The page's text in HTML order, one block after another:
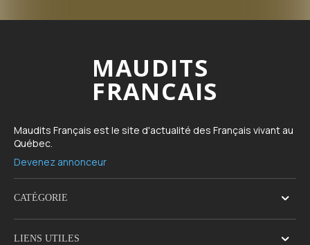
MAUDITS
FRANCAIS
Maudits Français est le site d'actualité des Français vivant au
Québec.
Devenez annonceur
CATÉGORIE
LIENS UTILES